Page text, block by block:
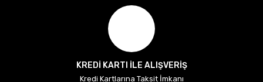
KREDİ KARTI İLE ALIŞVERİŞ
Kredi Kartlarına Taksit İmkanı